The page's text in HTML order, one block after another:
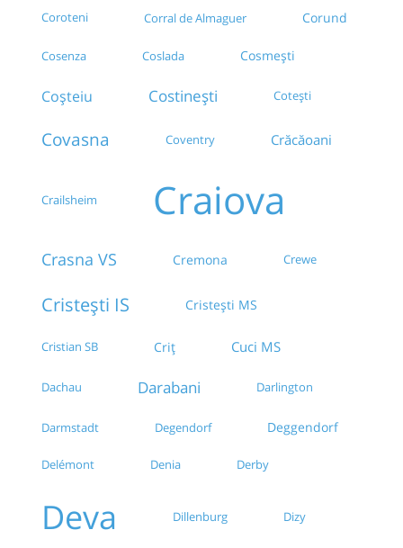
Coroteni Corral de Almaguer Corund
Cosenza Coslada Cosmești
Coșteiu Costinești Cotești
Covasna Coventry Crăcăoani
Crailsheim Craiova
Crasna VS Cremona Crewe
Cristești IS Cristești MS
Cristian SB Criț Cuci MS
Dachau Darabani Darlington
Darmstadt Degendorf Deggendorf
Delémont Denia Derby
Deva Dillenburg Dizy